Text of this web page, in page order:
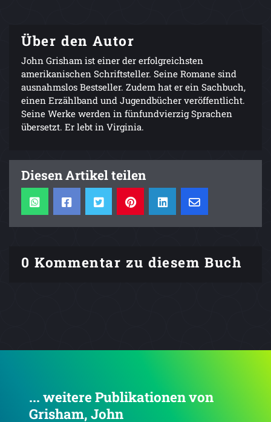
Über den Autor
John Grisham ist einer der erfolgreichsten
amerikanischen Schriftsteller. Seine Romane sind
ausnahmslos Bestseller. Zudem hat er ein Sachbuch,
einen Erzählband und Jugendbücher veröffentlicht.
Seine Werke werden in fünfundvierzig Sprachen
übersetzt. Er lebt in Virginia.
Diesen Artikel teilen
0 Kommentar zu diesem Buch
... weitere Publikationen von
Grisham, John